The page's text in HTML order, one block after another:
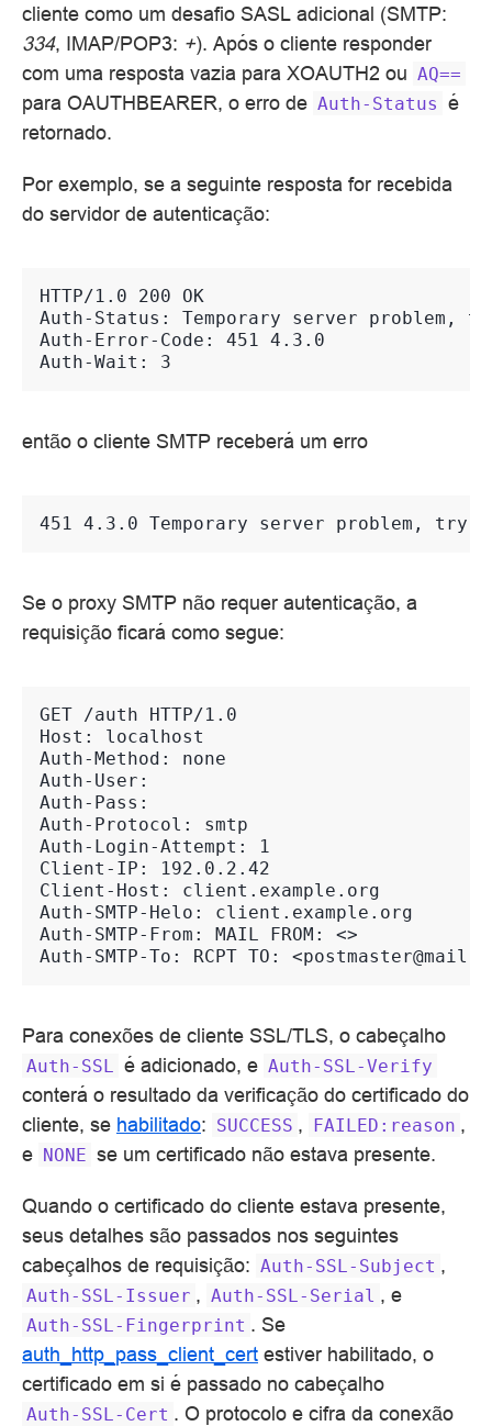
cliente como um desafio SASL adicional (SMTP:
334, IMAP/POP3: +). Após o cliente responder
com uma resposta vazia para XOAUTH2 ou AQ==
para OAUTHBEARER, o erro de Auth-Status é
retornado.
Por exemplo, se a seguinte resposta for recebida
do servidor de autenticação:
HTTP/1.0 200 OK
Auth-Status: Temporary server problem,
Auth-Error-Code: 451 4.3.0
Auth-Wait: 3
então o cliente SMTP receberá um erro
451 4.3.0 Temporary server problem, try
Se o proxy SMTP não requer autenticação, a
requisição ficará como segue:
GET /auth HTTP/1.0
Host: localhost
Auth-Method: none
Auth-User:
Auth-Pass:
Auth-Protocol: smtp
Auth-Login-Attempt: 1
Client-IP: 192.0.2.42
Client-Host: client.example.org
Auth-SMTP-Helo: client.example.org
Auth-SMTP-From: MAIL FROM: <>
Auth-SMTP-To: RCPT TO:
Para conexões de cliente SSL/TLS, o cabeçalho
Auth-SSL é adicionado, e Auth-SSL-Verify
conterá o resultado da verificação do certificado do
cliente, se habilitado: SUCCESS , FAILED:reason ,
e NONE se um certificado não estava presente.
Quando o certificado do cliente estava presente,
seus detalhes são passados nos seguintes
cabeçalhos de requisição: Auth-SSL-Subject ,
Auth-SSL-Issuer , Auth-SSL-Serial , e
Auth-SSL-Fingerprint . Se
auth_http_pass_client_cert estiver habilitado, o
certificado em si é passado no cabeçalho
Auth-SSL-Cert . O protocolo e cifra da conexão